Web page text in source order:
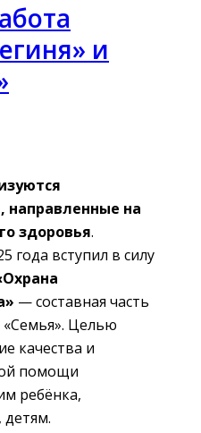
и
направленные на
здоровья.
года вступил в силу
— составная часть
Целью
качества и
помощи
ребёнка,